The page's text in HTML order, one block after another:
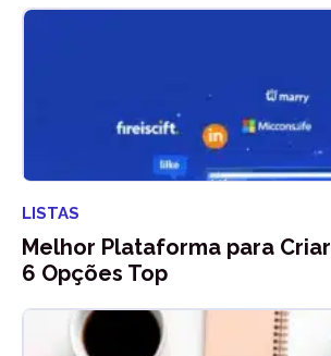
LISTAS
Melhor Plataforma para
6 Opções Top